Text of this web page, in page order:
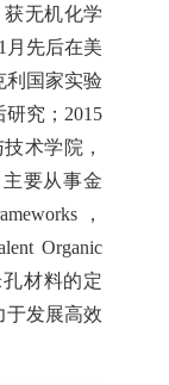
无机化学
1 月先后在美
利国家实验
究； 2015
术学院，
要从事金
，
Organic
材料的定
于发展高效